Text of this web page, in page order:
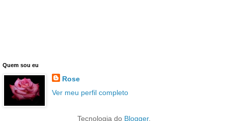
Quem sou eu
Rose
Ver meu perfil completo
Tecnologia do Blogger.